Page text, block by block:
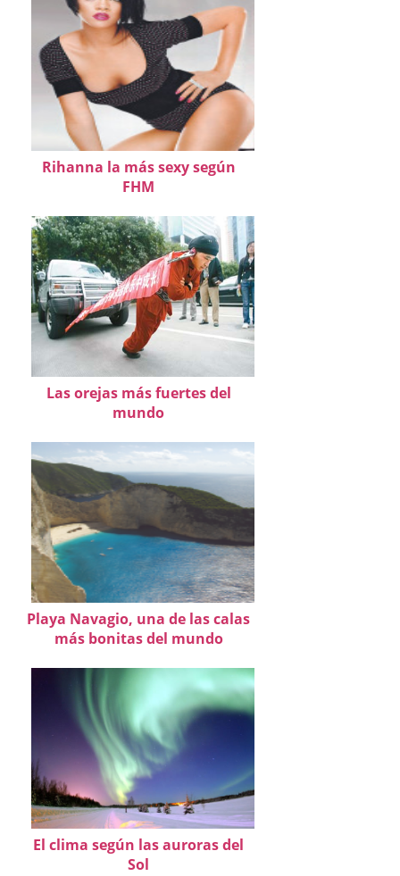
Rihanna la más sexy según
FHM
Las orejas más fuertes del
mundo
Playa Navagio, una de las calas
más bonitas del mundo
El clima según las auroras del
Sol